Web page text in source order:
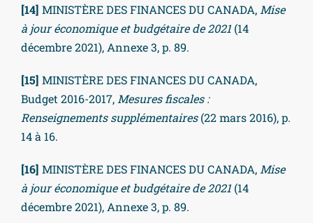
[14] MINISTÈRE DES FINANCES DU CANADA, Mise
à jour économique et budgétaire de 2021(14
décembre 2021), Annexe 3, p. 89.
[15] MINISTÈRE DES FINANCES DU CANADA,
Budget 2016-2017, Mesures fiscales :
Renseignements supplémentaires(22 mars 2016), p.
14 à 16.
[16] MINISTÈRE DES FINANCES DU CANADA, Mise
à jour économique et budgétaire de 2021(14
décembre 2021), Annexe 3, p. 89.